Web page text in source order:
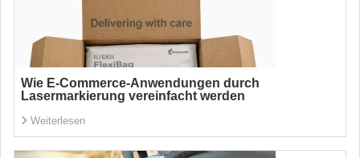
Wie E-Commerce-Anwendungen durch
Lasermarkierung vereinfacht werden
Weiterlesen